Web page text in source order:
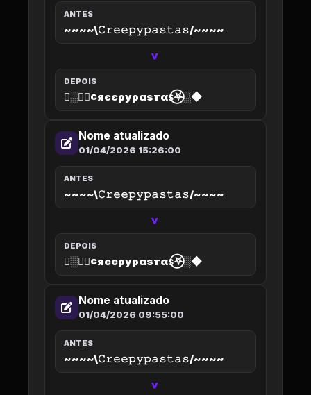
ANTES
~~~~\𝙲𝚛𝚎𝚎𝚙𝚢𝚙𝚊𝚜𝚝𝚊𝚜/~~~~
>
DEPOIS
◆░𖤐⃝¢яєєρуραѕтαѕ⃝𖤐░◆
Nome atualizado
01/04/2026 15:26:00
ANTES
~~~~\𝙲𝚛𝚎𝚎𝚙𝚢𝚙𝚊𝚜𝚝𝚊𝚜/~~~~
>
DEPOIS
◆░𖤐⃝¢яєєρуραѕтαѕ⃝𖤐░◆
Nome atualizado
01/04/2026 09:55:00
ANTES
~~~~\𝙲𝚛𝚎𝚎𝚙𝚢𝚙𝚊𝚜𝚝𝚊𝚜/~~~~
>